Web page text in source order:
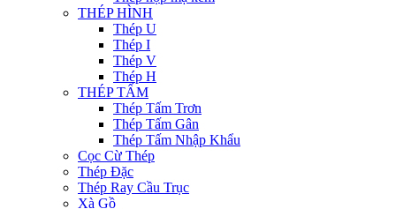
THÉP HÌNH
Thép U
Thép I
Thép V
Thép H
THÉP TẤM
Thép Tấm Trơn
Thép Tấm Gân
Thép Tấm Nhập Khẩu
Cọc Cừ Thép
Thép Đặc
Thép Ray Cầu Trục
Xà Gồ